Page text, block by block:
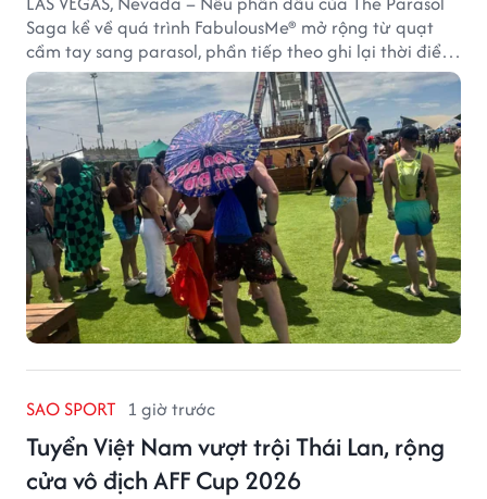
Saga kể về quá trình FabulousMe® mở rộng từ quạt
cầm tay sang parasol, phần tiếp theo ghi lại thời điểm
sản phẩm được thị trường đón nhận và dần vượt khỏi
công năng che nắng thông thường.
SAO SPORT 1 giờ trước
Tuyển Việt Nam vượt trội Thái Lan, rộng
cửa vô địch AFF Cup 2026